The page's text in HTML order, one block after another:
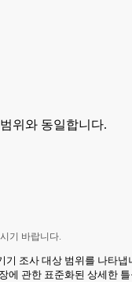
위와 동일합니다.
기 바랍니다.
조사 대상 범위를 나타
관한 표준화된 상세한